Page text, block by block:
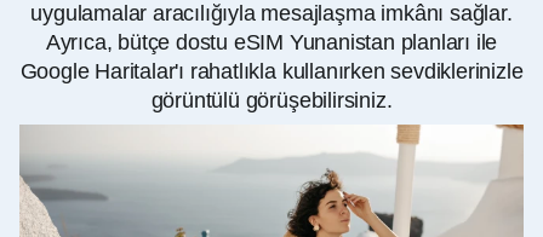
uygulamalar aracılığıyla mesajlaşma imkânı sağlar.
Ayrıca, bütçe dostu eSIM Yunanistan planları ile
Google Haritalar'ı rahatlıkla kullanırken sevdiklerinizle
görüntülü görüşebilirsiniz.